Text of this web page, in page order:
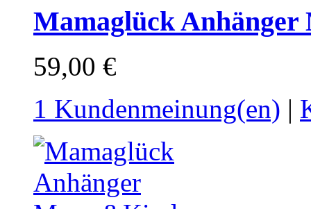
Mamaglück
59,00 €
1 Kundenmeinung(en) |